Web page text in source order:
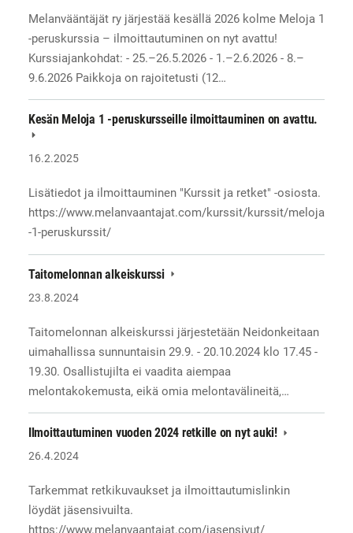
Melanvääntäjät ry järjestää kesällä 2026 kolme Meloja 1
-peruskurssia – ilmoittautuminen on nyt avattu!
Kurssiajankohdat: - 25.–26.5.2026 - 1.–2.6.2026 - 8.–
9.6.2026 Paikkoja on rajoitetusti (12…
Kesän Meloja 1 -peruskursseille ilmoittauminen on avattu.
16.2.2025
Lisätiedot ja ilmoittauminen "Kurssit ja retket" -osiosta.
https://www.melanvaantajat.com/kurssit/kurssit/meloja
-1-peruskurssit/
Taitomelonnan alkeiskurssi
23.8.2024
Taitomelonnan alkeiskurssi järjestetään Neidonkeitaan
uimahallissa sunnuntaisin 29.9. - 20.10.2024 klo 17.45 -
19.30. Osallistujilta ei vaadita aiempaa
melontakokemusta, eikä omia melontavälineitä,…
Ilmoittautuminen vuoden 2024 retkille on nyt auki!
26.4.2024
Tarkemmat retkikuvaukset ja ilmoittautumislinkin
löydät jäsensivuilta.
https://www.melanvaantajat.com/jasensivut/